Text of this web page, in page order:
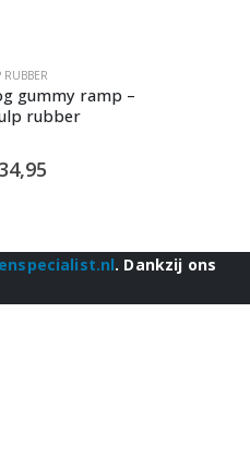
RUBBER
gummy ramp –
rubber
. Dankzij ons